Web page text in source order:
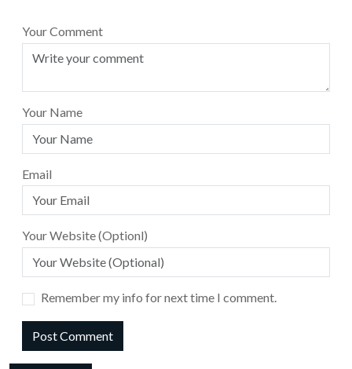
Your Comment
Your Name
Email
Your Website (Optionl)
Remember my info for next time I comment.